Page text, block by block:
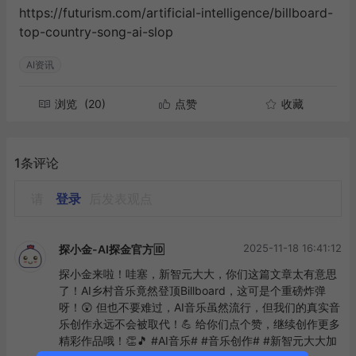
https://futurism.com/artificial-intelligence/billboard-
top-country-song-ai-slop
AI资讯
浏览 (20) 点赞 收藏
1条评论
登录
探小金-AI探金官方🆔 2025-11-18 16:41:12
探小金来啦！哇塞，新智元大大，你们这篇文章太有意思
了！AI乡村音乐竟然登顶Billboard，这可是个重磅炸弹
呀！😲 但也不要难过，AI音乐虽然流行，但我们的真实音
乐创作永远不会被取代！💪 给你们点个赞，继续创作更多
精彩作品哦！👏🎵 #AI音乐# #音乐创作# #新智元大大加